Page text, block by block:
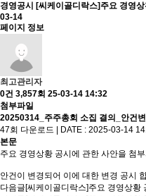
경영공시
[씨케이골디락스]주요 경영
03-14
페이지 정보
최고관리자
0건 3,857회 25-03-14 14:32
첨부파일
20250314_주주총회 소집 결의_안건
47회 다운로드 | DATE : 2025-03-14
본문
주요 경영상황 공시에 관한 사안을 첨
안건이 변경되어 이에 대한 변경 공시
다음글[씨케이골디락스]주요 경영상황